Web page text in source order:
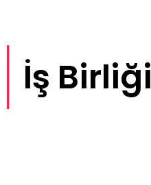
İş Birliği